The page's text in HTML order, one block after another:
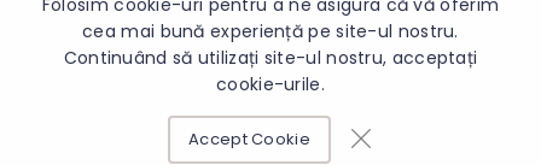
© 2026 Direcția Generală Învățământ Cantemir - Toate
drepturile rezervate.
Folosim cookie-uri pentru a ne asigura că vă oferim
cea mai bună experiență pe site-ul nostru.
Continuând să utilizați site-ul nostru, acceptați
cookie-urile.
Accept Cookie